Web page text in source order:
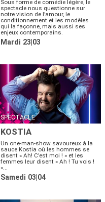
Sous forme de comédie légère, le
spectacle nous questionne sur
notre vision de l’amour, le
conditionnement et les modèles
qui la façonne, mais aussi ses
enjeux contemporains.
Mardi 23|03
SPECTACLE
KOSTIA
Un one-man-show savoureux à la
sauce Kostia où les hommes se
disent « Ah! C’est moi ! » et les
femmes leur disent « Ah ! Tu vois !
»...
Samedi 03|04